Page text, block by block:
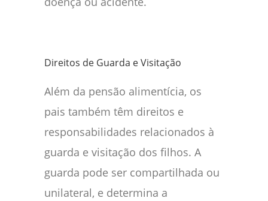
Direitos de Guarda e Visitação
Além da pensão alimentícia, os
pais também têm direitos e
responsabilidades relacionados à
guarda e visitação dos filhos. A
guarda pode ser compartilhada ou
unilateral, e determina a